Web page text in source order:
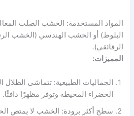
المواد المستخدمة: الخشب الصلب
البلوط) أو الخشب الهندسي (الخشب
الرقائقي).
المميزات:
الجماليات الطبيعية: تتماشى الظلال
الخضراء المحيطة وتوفر مظهرًا دافئًا.
سطح أكثر برودة: الخشب لا يمتص